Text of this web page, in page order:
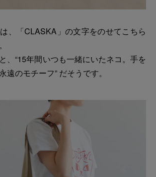
、「CLASKA」の文字をのせてこちら
、“15年間いつも一緒にいたネコ。手を
遠のモチーフ” だそうです。